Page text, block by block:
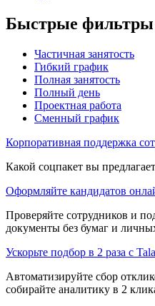
Быстрые фильтры
Частичная занятость
Гибкий график
Полная занятость
Полный день
Проектная работа
Сменный график
Корпоративная поддержка
Какой соцпакет вы
Оформляйте кандидатов
Проверяйте сотрудников и
документы без бумаг и
Ускорьте подбор в 2 раза с
Автоматизируйте сбор
собирайте аналитику в 2